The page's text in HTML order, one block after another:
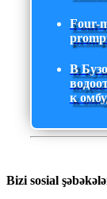
Four-
В
к
Bizi sosial